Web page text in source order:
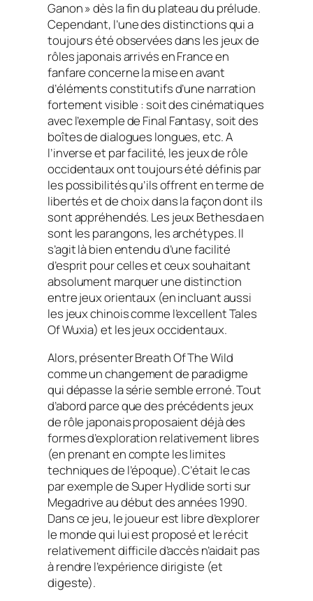
Ganon » dès la fin du plateau du prélude.
Cependant, l’une des distinctions qui a
toujours été observées dans les jeux de
rôles japonais arrivés en France en
fanfare concerne la mise en avant
d’éléments constitutifs d’une narration
fortement visible : soit des cinématiques
avec l’exemple de Final Fantasy, soit des
boîtes de dialogues longues, etc. A
l’inverse et par facilité, les jeux de rôle
occidentaux ont toujours été définis par
les possibilités qu’ils offrent en terme de
libertés et de choix dans la façon dont ils
sont appréhendés. Les jeux Bethesda en
sont les parangons, les archétypes. Il
s’agit là bien entendu d’une facilité
d’esprit pour celles et ceux souhaitant
absolument marquer une distinction
entre jeux orientaux (en incluant aussi
les jeux chinois comme l’excellentTales
Of Wuxia) et les jeux occidentaux.
Alors, présenterBreath Of The Wild
comme un changement de paradigme
qui dépasse la série semble erroné. Tout
d’abord parce que des précédents jeux
de rôle japonais proposaient déjà des
formes d’exploration relativement libres
(en prenant en compte les limites
techniques de l’époque). C’était le cas
par exemple deSuper Hydlide sorti sur
Megadrive au début des années 1990.
Dans ce jeu, le joueur est libre d’explorer
le monde qui lui est proposé et le récit
relativement difficile d’accès n’aidait pas
à rendre l’expérience dirigiste (et
digeste).